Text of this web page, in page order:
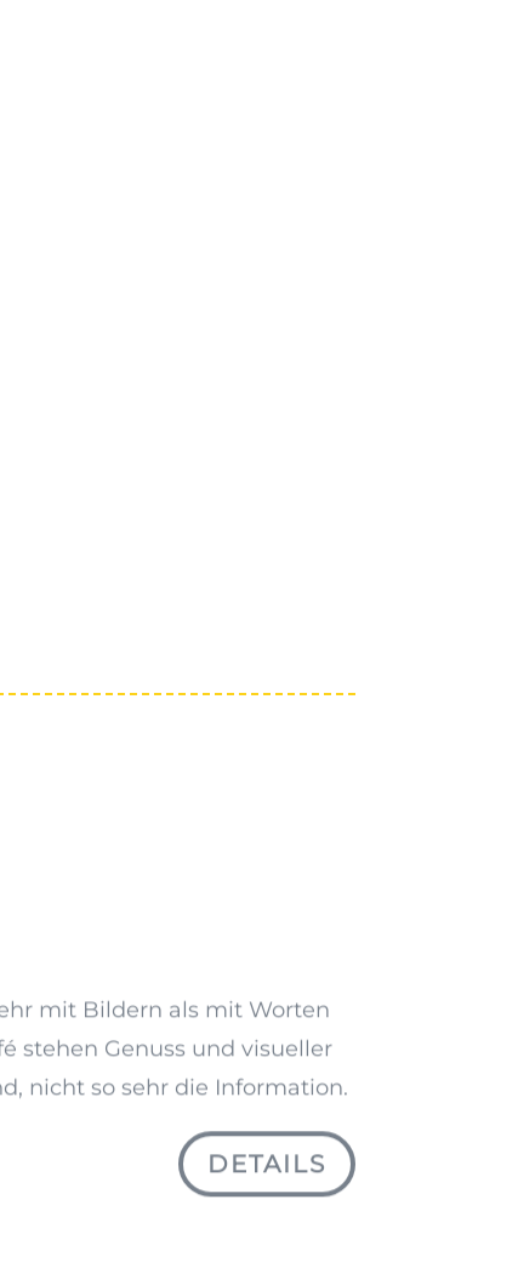
mit Bildern als mit Worten
stehen Genuss und visueller
nicht so sehr die Information.
DETAILS